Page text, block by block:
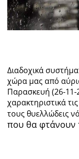
Διαδοχικά
χώρα μας από
Παρασκευή (26-11-
χαρακτηριστικά
τους θυελλώδεις
που θα φτάνουν